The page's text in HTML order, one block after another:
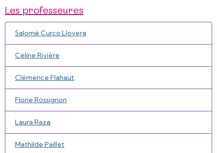
Les professeures
Salomé Curco Llovera
Céline Rivière
Clémence Flahaut
Florie Rossignon
Laura Raza
Mathilde Paillet